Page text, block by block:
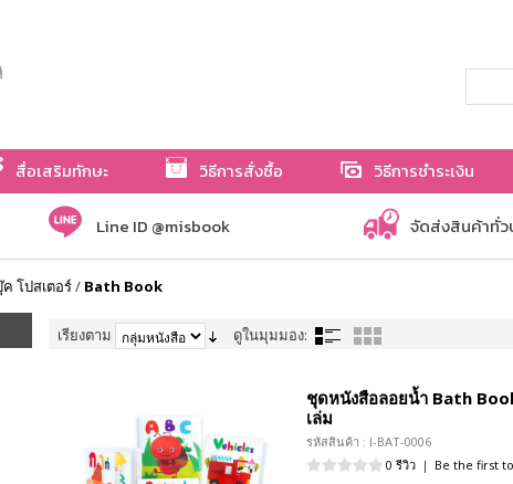
สื่อเสริมทักษะ วิธีการสั่งซื้อ วิธีการชำระเงิน
Line ID @misbook จัดส่งสินค้าทั่ว
โปสเตอร์/ Bath Book
เรียงตาม ดูในมุมมอง:
ชุดหนังสือลอยน้ำ Bath
เล่ม
รหัสสินค้า : I-BAT-0006
0 รีวิว | Be the first